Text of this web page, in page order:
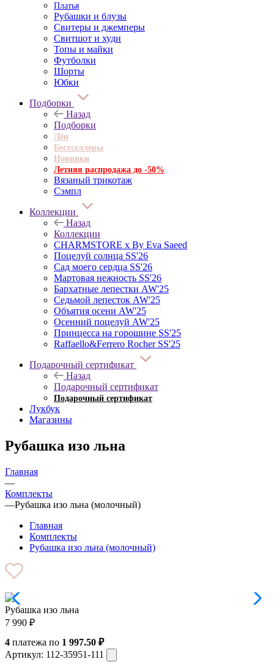
Платья
Рубашки и блузы
Свитеры и джемперы
Свитшот и худи
Топы и майки
Футболки
Шорты
Юбки
Подборки
Назад
Подборки
Лён
Бестселлеры
Новинки
Летняя распродажа до -50%
Вязаный трикотаж
Сэмпл
Коллекции
Назад
Коллекции
CHARMSTORE х By Eva Saeed
Поцелуй солнца SS'26
Сад моего сердца SS'26
Мартовая нежность SS'26
Бархатные лепестки AW'25
Седьмой лепесток AW'25
Объятия осени AW'25
Осенний поцелуй AW'25
Принцесса на горошине SS'25
Raffaello&Ferrero Rocher SS'25
Подарочный сертификат
Назад
Подарочный сертификат
Подарочный сертификат
Лукбук
Магазины
Рубашка изо льна
Главная
—
Комплекты
—Рубашка изо льна (молочный)
Главная
Комплекты
Рубашка изо льна (молочный)
Рубашка изо льна
7 990 ₽
4 платежа по 1 997.50 ₽
Артикул: 112-35951-111